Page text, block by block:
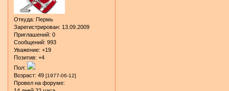
Откуда: Пермь
Зарегистрирован: 13.09.2009
Приглашений: 0
Сообщений: 993
Уважение: +19
Позитив: +4
Пол:
Возраст: 49 [1977-06-12]
Провел на форуме: